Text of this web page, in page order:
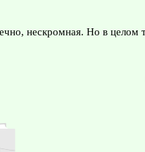
нескромная. Но в целом